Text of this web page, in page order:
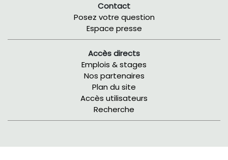
Contact
Posez votre question
Espace presse
Accès directs
Emplois & stages
Nos partenaires
Plan du site
Accès utilisateurs
Recherche